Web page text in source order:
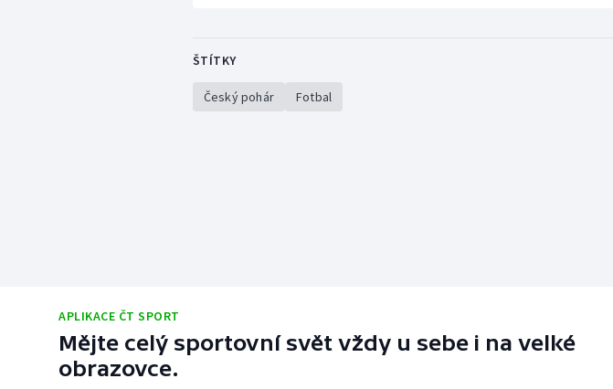
ŠTÍTKY
Český pohár Fotbal
APLIKACE ČT SPORT
Mějte celý sportovní svět vždy u sebe i na velké
obrazovce.